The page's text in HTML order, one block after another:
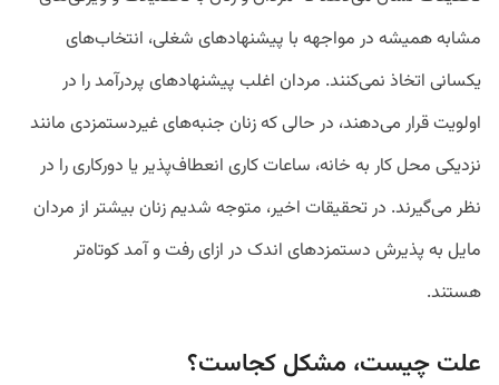
مشابه همیشه در مواجهه با پیشنهادهای شغلی، انتخاب‌های
یکسانی اتخاذ نمی‌کنند. مردان اغلب پیشنهادهای پردرآمد را در
اولویت قرار می‌دهند، در حالی که زنان جنبه‌های غیردستمزدی مانند
نزدیکی محل کار به خانه، ساعات کاری انعطاف‌پذیر یا دورکاری را در
نظر می‌گیرند. در تحقیقات اخیر، متوجه شدیم زنان بیشتر از مردان
مایل به پذیرش دستمزدهای اندک در ازای رفت و آمد کوتاه‌تر
هستند.
علت چیست، مشکل کجاست؟